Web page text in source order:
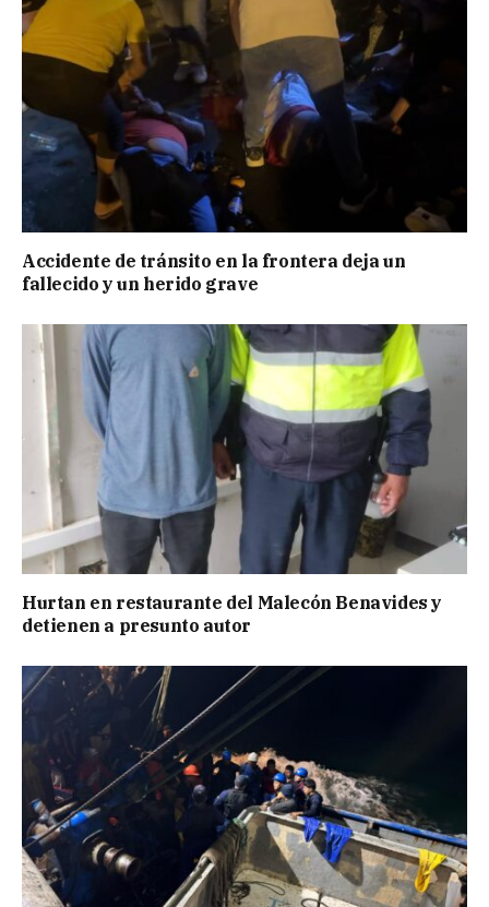
Accidente de tránsito en la frontera deja un
fallecido y un herido grave
Hurtan en restaurante del Malecón Benavides y
detienen a presunto autor